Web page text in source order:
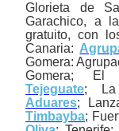
Glorieta de
Garachico, a
gratuito, con
Canaria:
Gomera:
Gomera; El
Tejeguate; La
Aduares;
Timbayba;